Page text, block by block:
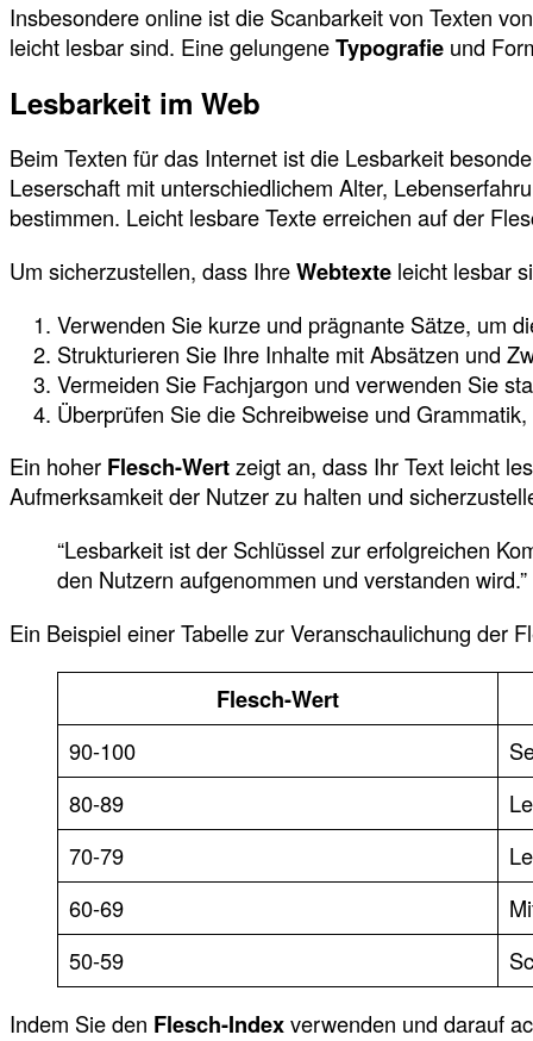
Insbesondere online ist die Scanbarkeit von Texten
leicht lesbar sind. Eine gelungeneTypografie und
Lesbarkeit im Web
Beim Texten für das Internet ist die Lesbarkeit
Leserschaft mit unterschiedlichem Alter,
bestimmen. Leicht lesbare Texte erreichen auf der
Um sicherzustellen, dass IhreWebtexte leicht lesbar
Verwenden Sie kurze und prägnante Sätze, um
Strukturieren Sie Ihre Inhalte mit Absätzen und
Vermeiden Sie Fachjargon und verwenden Sie
Überprüfen Sie die Schreibweise und
Ein hoher Flesch-Wertzeigt an, dass Ihr Text leicht
Aufmerksamkeit der Nutzer zu halten und
“Lesbarkeit ist der Schlüssel zur erfolgreichen
den Nutzern aufgenommen und verstanden wird.”
Ein Beispiel einer Tabelle zur Veranschaulichung der
Flesch-Wert
90-100
80-89
70-79
60-69
50-59
Indem Sie den Flesch-Indexverwenden und darauf